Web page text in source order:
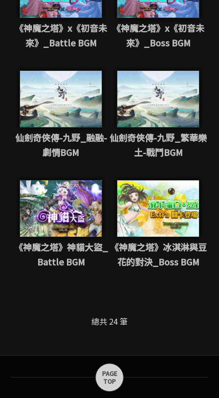
《神魔之塔》x《初音未
來》_Battle BGM
《神魔之塔》x《初音未
來》_Boss BGM
仙劍奇俠傳-九野_融融-
劇情BGM
仙劍奇俠傳-九野_繁華樂
土-戰鬥BGM
《神魔之塔》神貓大盜_
Battle BGM
《神魔之塔》冰淇淋與豆
花的對決_Boss BGM
總共 24 筆